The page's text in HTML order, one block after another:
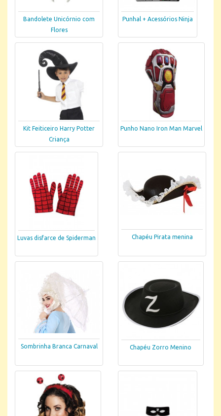
Bandolete Unicórnio com
Flores
Punhal + Acessórios Ninja
Kit Feiticeiro Harry Potter
Criança
Punho Nano Iron Man Marvel
Luvas disfarce de Spiderman Chapéu Pirata menina
Sombrinha Branca Carnaval Chapéu Zorro Menino